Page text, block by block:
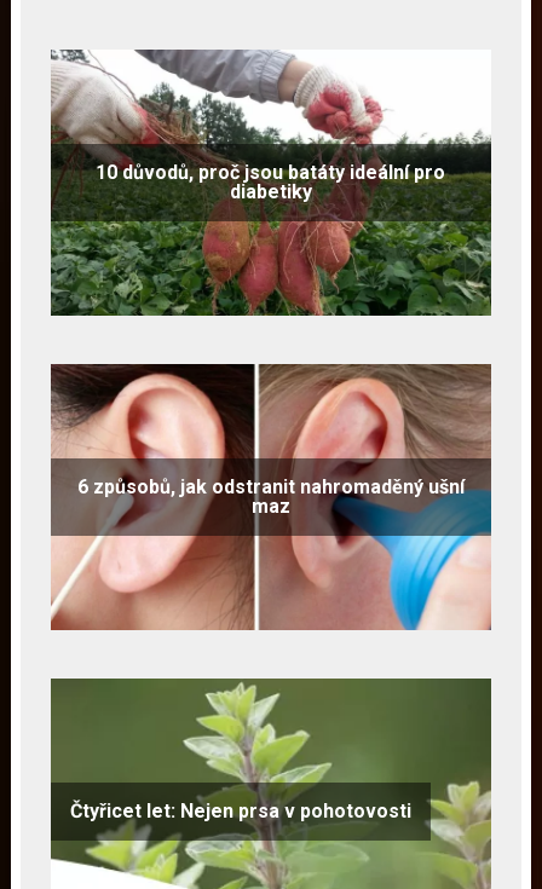
10 důvodů, proč jsou batáty ideální pro
diabetiky
6 způsobů, jak odstranit nahromaděný ušní
maz
Čtyřicet let: Nejen prsa v pohotovosti